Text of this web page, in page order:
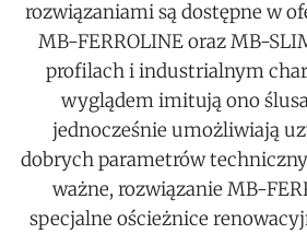
rozwiązaniami są dostępne w
MB-FERROLINE oraz MB-
profilach i industrialnym
wyglądem imitują ono
jednocześnie umożliwiają
dobrych parametrów
ważne, rozwiązanie MB-
specjalne ościeżnice